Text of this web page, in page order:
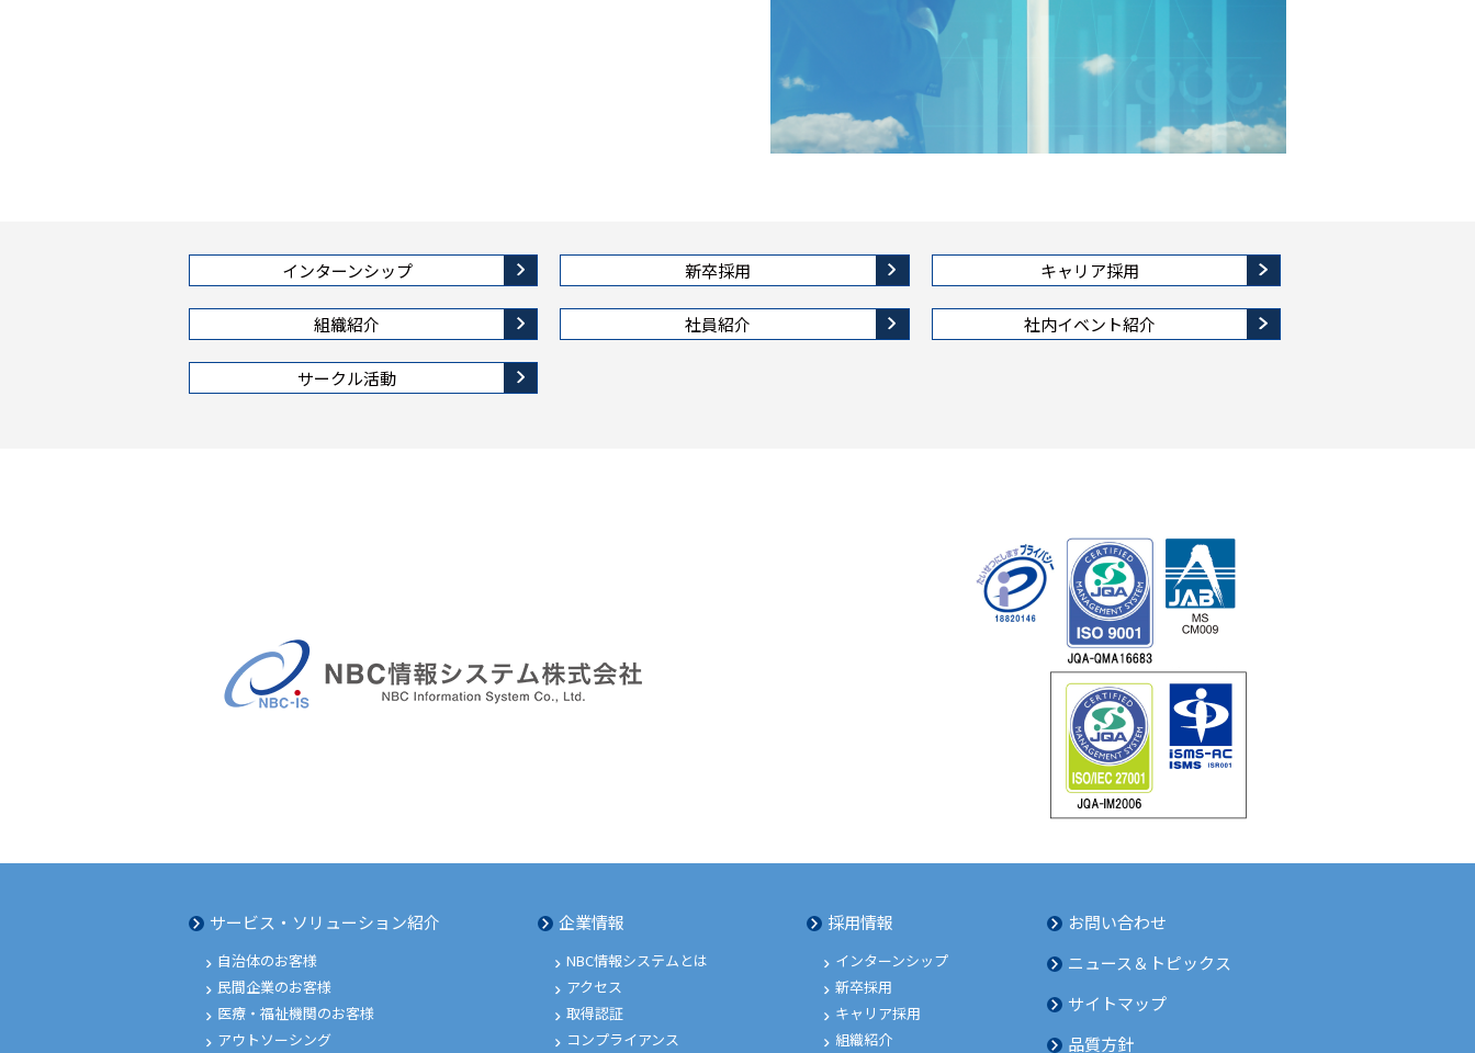
インターンシップ 新卒採用 キャリア採用
組織紹介 社員紹介 社内イベント紹介
サークル活動
サービス・ソリューション紹介
自治体のお客様
民間企業のお客様
医療・福祉機関のお客様
アウトソーシング
企業情報
NBC情報システムとは
アクセス
取得認証
コンプライアンス
採用情報
インターンシップ
新卒採用
キャリア採用
組織紹介
お問い合わせ
ニュース＆トピックス
サイトマップ
品質方針